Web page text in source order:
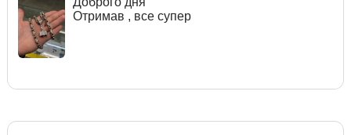
Отримав , все супер